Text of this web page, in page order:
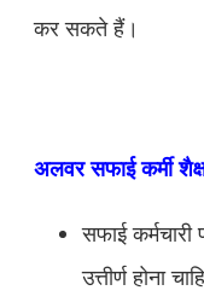
कर सकते हैं।
अलवर सफाई कर्मी
सफाई कर्मचारी
उत्तीर्ण होना